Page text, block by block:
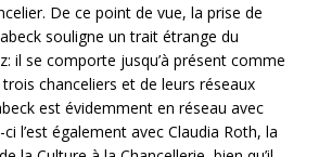
De ce point de vue, la prise de
souligne un trait étrange du
il se comporte jusqu’à présent comme
chanceliers et de leurs réseaux
est évidemment en réseau avec
l’est également avec Claudia Roth, la